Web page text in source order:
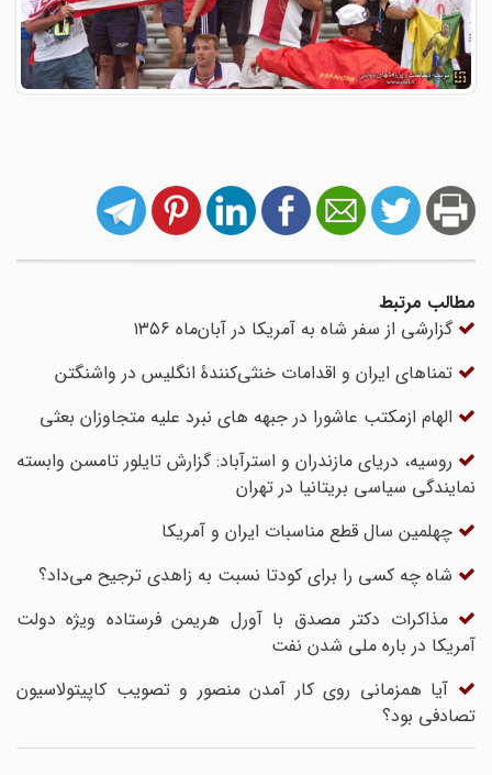
مطالب مرتبط
گزارشی از سفر شاه به آمریکا در آبان‌ماه ۱۳۵۶
تمناهای ایران و اقدامات خنثی‌کنندۀ انگلیس در واشنگتن
الهام ازمکتب عاشورا در جبهه های نبرد علیه متجاوزان بعثی
روسیه، دریای مازندران و استرآباد: گزارش تایلور تامسن وابسته
نمایندگی سیاسی بریتانیا در تهران
چهلمین سال قطع مناسبات ایران و آمریکا
شاه چه کسی را برای کودتا نسبت به زاهدی ترجیح می‌داد؟
مذاکرات دکتر مصدق با آورل هریمن فرستاده ویژه دولت
آمریکا در باره ملی شدن نفت
آیا همزمانی روی کار آمدن منصور و تصویب کاپیتولاسیون
تصادفی بود؟